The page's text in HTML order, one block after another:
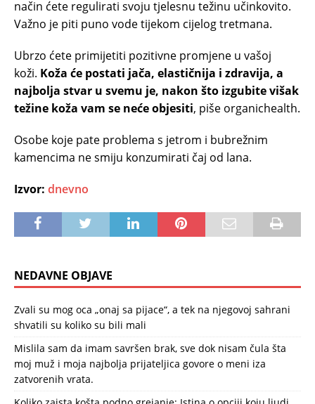
način ćete regulirati svoju tjelesnu težinu učinkovito.
Važno je piti puno vode tijekom cijelog tretmana.
Ubrzo ćete primijetiti pozitivne promjene u vašoj
koži. Koža će postati jača, elastičnija i zdravija, a
najbolja stvar u svemu je, nakon što izgubite višak
težine koža vam se neće objesiti, piše organichealth.
Osobe koje pate problema s jetrom i bubrežnim
kamencima ne smiju konzumirati čaj od lana.
Izvor: dnevno
NEDAVNE OBJAVE
Zvali su mog oca „onaj sa pijace“, a tek na njegovoj sahrani
shvatili su koliko su bili mali
Mislila sam da imam savršen brak, sve dok nisam čula šta
moj muž i moja najbolja prijateljica govore o meni iza
zatvorenih vrata.